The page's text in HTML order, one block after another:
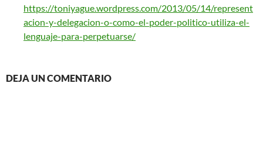
https://toniyague.wordpress.com/2013/05/14/represent
acion-y-delegacion-o-como-el-poder-politico-utiliza-el-
lenguaje-para-perpetuarse/
DEJA UN COMENTARIO